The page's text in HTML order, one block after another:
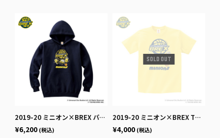
2019-20 ミニオン×BREX パーカー (ネイビー)
¥6,200 (税込)
2019-20 ミニオン×BREX Tシャツ (イエロー) 【大人サイズ】
¥4,000 (税込)